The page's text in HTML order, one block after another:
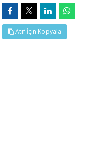
Atıf İçin Kopyala